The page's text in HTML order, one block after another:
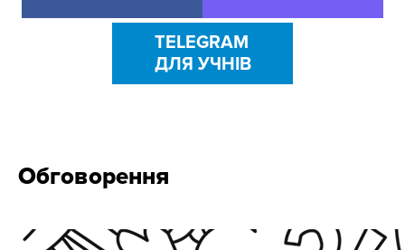
TELEGRAM
ДЛЯ УЧНІВ
Обговорення